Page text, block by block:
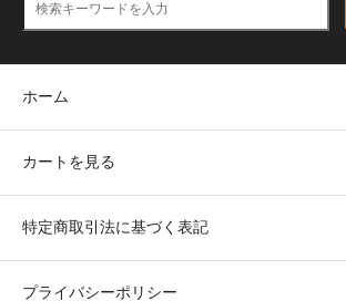
ホーム
カートを見る
特定商取引法に基づく表記
プライバシーポリシー